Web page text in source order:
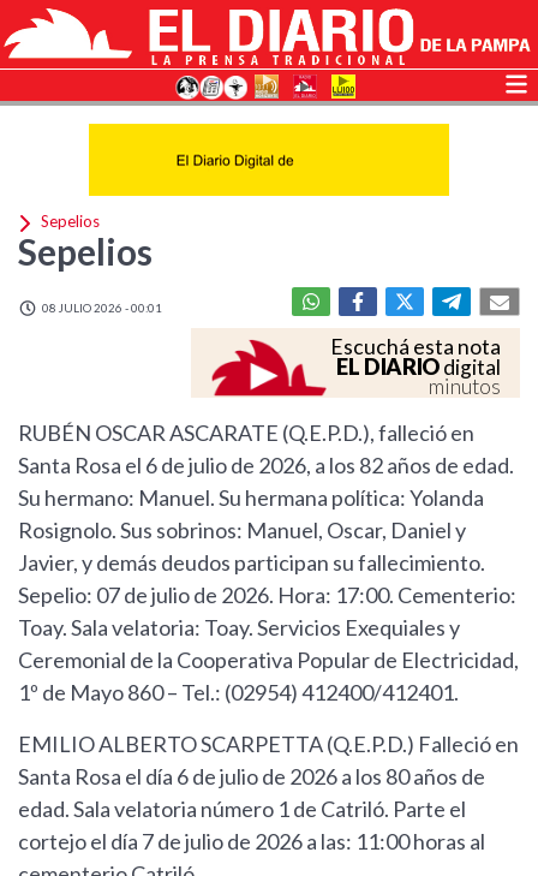
Sepelios
Sepelios
08 JULIO 2026 - 00:01
Escuchá esta nota
EL DIARIOdigital
minutos
RUBÉN OSCAR ASCARATE (Q.E.P.D.), falleció en
Santa Rosa el 6 de julio de 2026, a los 82 años de edad.
Su hermano: Manuel. Su hermana política: Yolanda
Rosignolo. Sus sobrinos: Manuel, Oscar, Daniel y
Javier, y demás deudos participan su fallecimiento.
Sepelio: 07 de julio de 2026. Hora: 17:00. Cementerio:
Toay. Sala velatoria: Toay. Servicios Exequiales y
Ceremonial de la Cooperativa Popular de Electricidad,
1º de Mayo 860 – Tel.: (02954) 412400/412401.
EMILIO ALBERTO SCARPETTA (Q.E.P.D.) Falleció en
Santa Rosa el día 6 de julio de 2026 a los 80 años de
edad. Sala velatoria número 1 de Catriló. Parte el
cortejo el día 7 de julio de 2026 a las: 11:00 horas al